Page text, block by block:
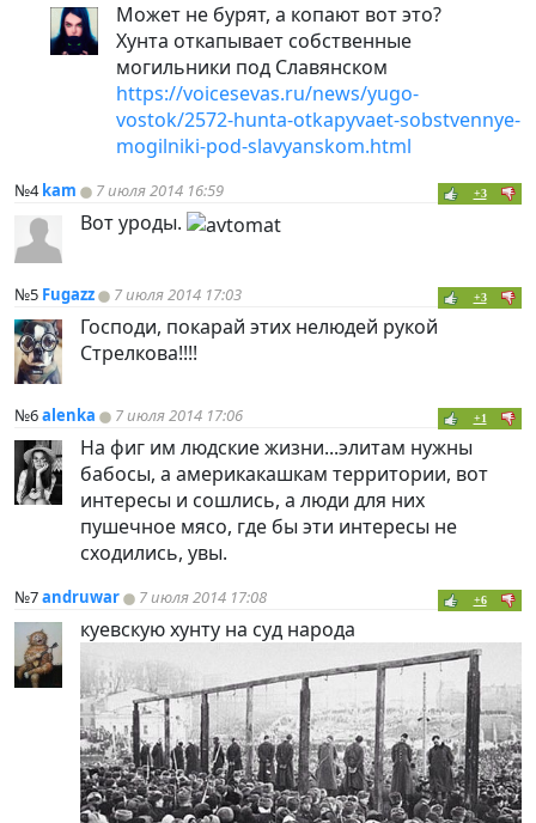
Может не бурят, а копают вот это?
Хунта откапывает собственные
могильники под Славянском
https://voicesevas.ru/news/yugo-
vostok/2572-hunta-otkapyvaet-sobstvennye-
mogilniki-pod-slavyanskom.html
№4 kam 7 июля 2014 16:59 +3
Вот уроды.
№5 Fugazz 7 июля 2014 17:03 +3
Господи, покарай этих нелюдей рукой
Стрелкова!!!!
№6alenka 7 июля 2014 17:06 +1
На фиг им людские жизни...элитам нужны
бабосы, а америкакашкам территории, вот
интересы и сошлись, а люди для них
пушечное мясо, где бы эти интересы не
сходились, увы.
№7andruwar 7 июля 2014 17:08 +6
куевскую хунту на суд народа